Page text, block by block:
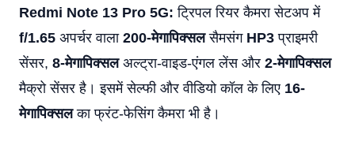
Redmi Note 13 Pro 5G: ट्रिपल रियर कैमरा सेटअप में
f/1.65 अपर्चर वाला 200-मेगापिक्सलसैमसंग HP3 प्राइमरी
सेंसर, 8-मेगापिक्सलअल्ट्रा-वाइड-एंगल लेंस और 2-मेगापिक्सल
मैक्रो सेंसर है। इसमें सेल्फी और वीडियो कॉल के लिए 16-
मेगापिक्सलका फ्रंट-फेसिंग कैमरा भी है।